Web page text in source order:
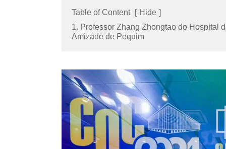
Table of Content [ Hide ]
1. Professor Zhang Zhongtao do Hospital
Amizade de Pequim